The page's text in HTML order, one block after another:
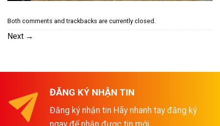
Both comments and trackbacks are currently closed.
Next →
ĐĂNG KÝ NHẬN TIN
Đăng ký nhận tin Hãy nhanh tay đăng ký
ngay để nhận được tin mới